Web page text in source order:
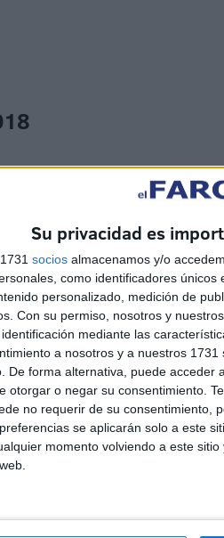
Su privacidad es
socios almacenamos y/o
como identificadores
personalizado, medición de
Con su permiso, nosotros y
mediante las
a nosotros y a nuestros
De forma alternativa, puede acceder
otorgar o negar su consentimiento.
no requerir de su consentimiento,
se aplicarán solo a este
momento volviendo a este
Ceuta
la Feria de Ceuta 2018
de la Marina
2018
de la Feria de Ceuta